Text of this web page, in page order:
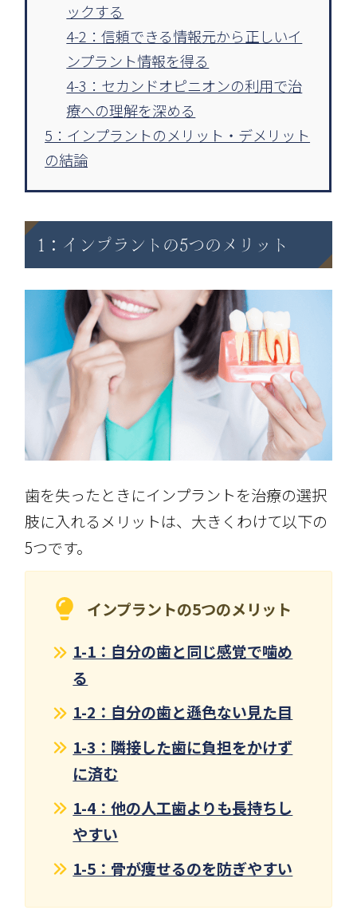
ックする
4-2：信頼できる情報元から正しいイ
ンプラント情報を得る
4-3：セカンドオピニオンの利用で治
療への理解を深める
5：インプラントのメリット・デメリット
の結論
1：インプラントの5つのメリット
歯を失ったときにインプラントを治療の選択
肢に入れるメリットは、大きくわけて以下の
5つです。
インプラントの5つのメリット
1-1：自分の歯と同じ感覚で噛め
る
1-2：自分の歯と遜色ない見た目
1-3：隣接した歯に負担をかけず
に済む
1-4：他の人工歯よりも長持ちし
やすい
1-5：骨が痩せるのを防ぎやすい